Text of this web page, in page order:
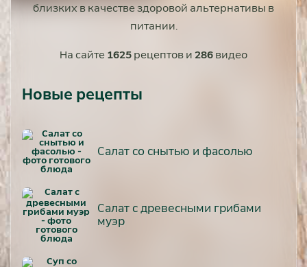
близких в качестве здоровой альтернативы в
питании.
На сайте 1625 рецептов и 286 видео
Новые рецепты
Салат со снытью и фасолью
Салат с древесными грибами
муэр